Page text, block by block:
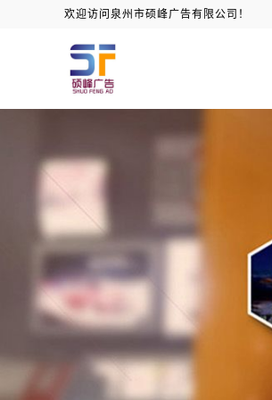
欢迎访问泉州市硕峰广告有限公司！